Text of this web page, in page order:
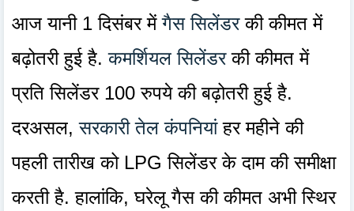
आज यानी 1 दिसंबर मेंगैस सिलेंडरकी कीमत में
बढ़ोतरी हुई है.कमर्शियल सिलेंडरकी कीमत में
प्रति सिलेंडर 100 रुपये की बढ़ोतरी हुई है.
दरअसल,सरकारी तेल कंपनियांहर महीने की
पहली तारीख को LPG सिलेंडर के दाम की समीक्षा
करती है. हालांकि, घरेलू गैस की कीमत अभी स्थिर